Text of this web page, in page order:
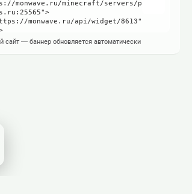
сайт — баннер обновляется автоматически